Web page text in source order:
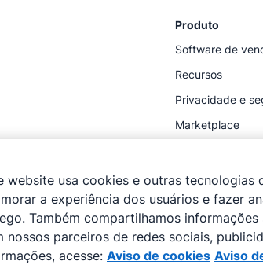
Produto
Software de
Recursos
Privacidade e
Marketplace
API
website usa cookies e outras tecnologias
a experiência dos usuários e fazer
Também compartilhamos
nossos parceiros de redes sociais,
acesse: Aviso de cookies Aviso